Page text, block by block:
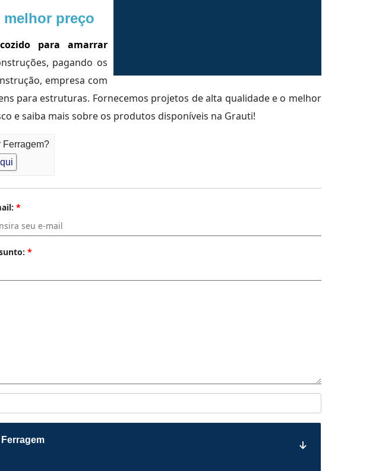
melhor preço
para amarrar
pagando os
empresa com
para estruturas. Fornecemos projetos de alta qualidade e o melhor
e saiba mais sobre os produtos disponíveis na Grauti!
Ferragem?
*
*